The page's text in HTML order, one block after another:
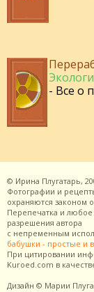
- Все о
© Ирина Плугатарь,
Фотографии и
охраняются законом
Перепечатка и
разрешения автора
с непременным
бабушки - простые и
При цитировании
Kuroed.com в
Дизайн © Марии